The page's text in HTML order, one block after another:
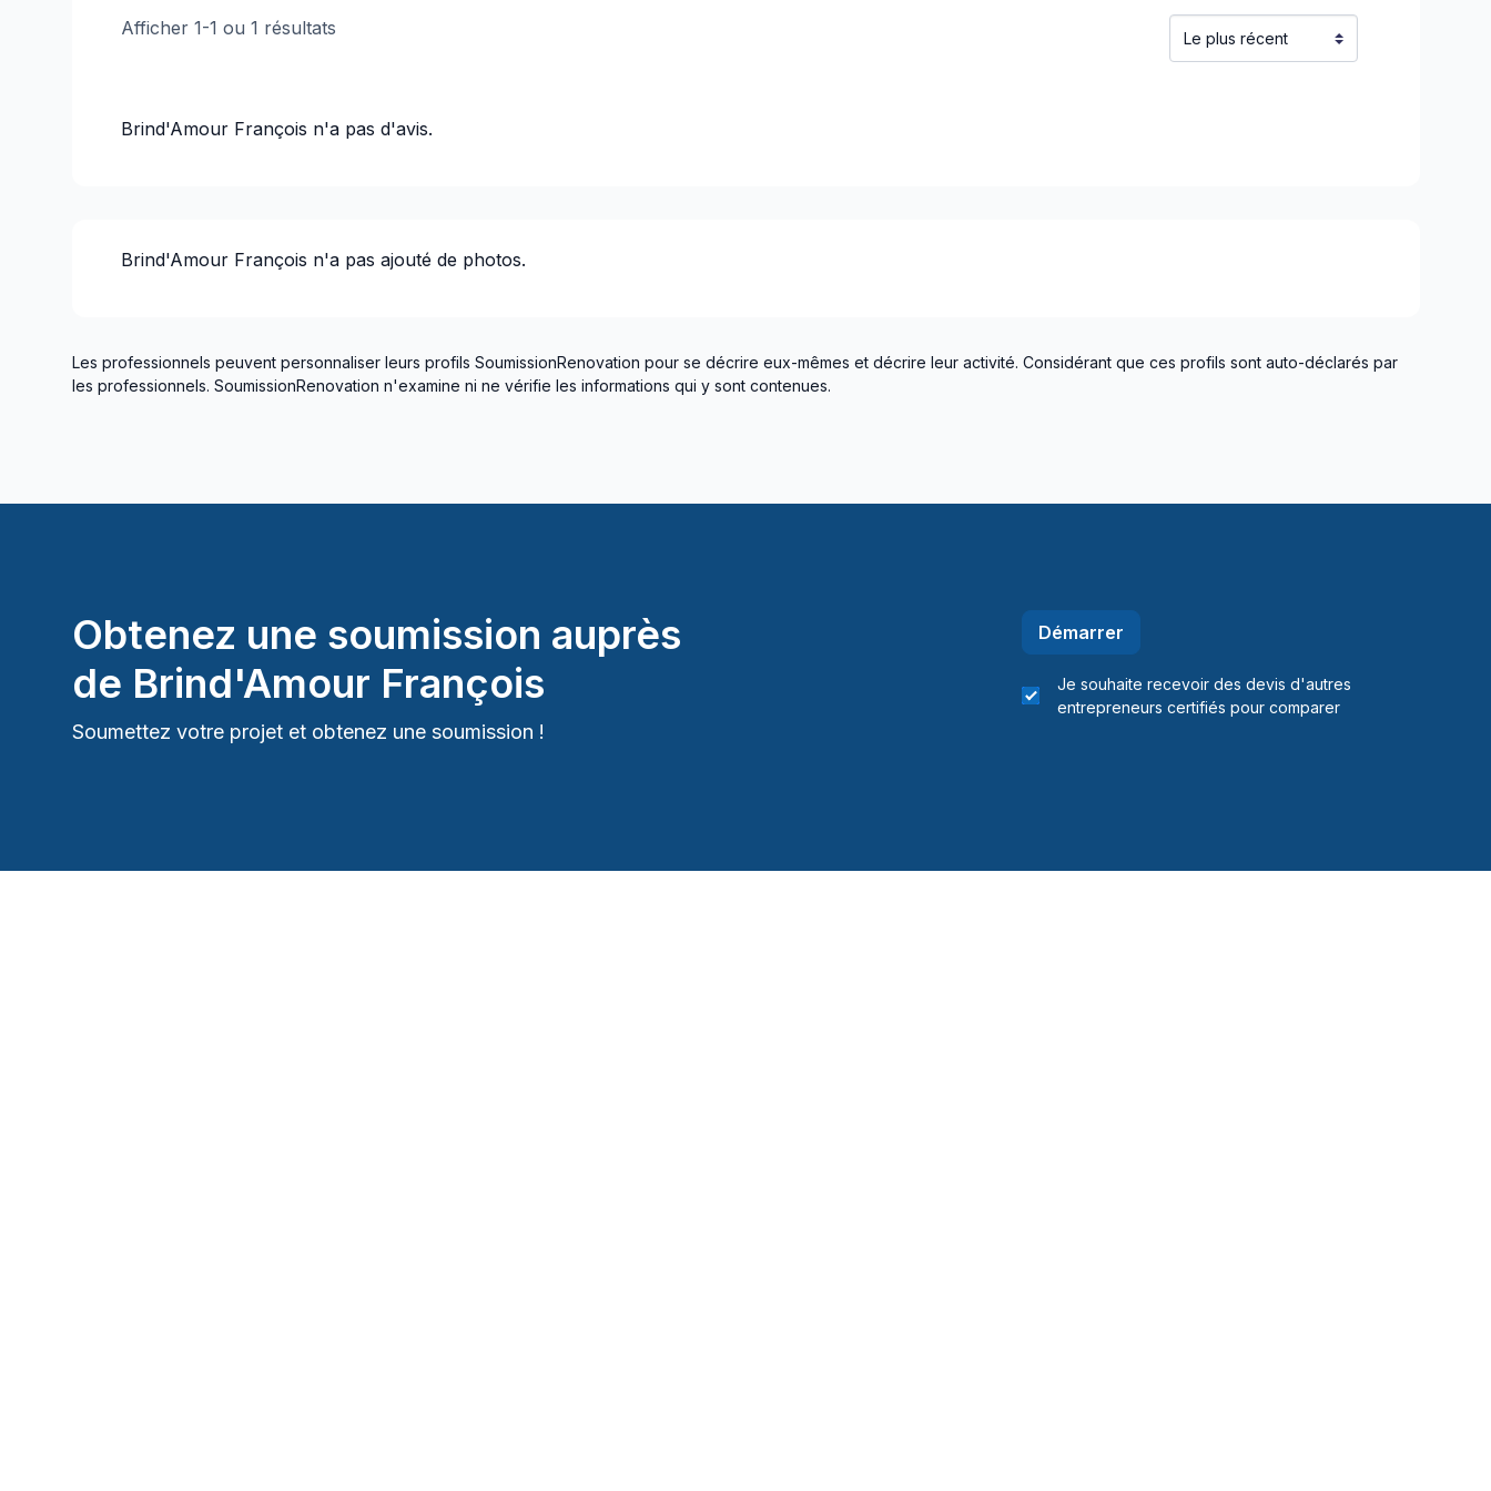
Montréal (Nord: Saint-Laurent à Montréal-Nord)
Afficher 1-1 ou 1 résultats
Brind'Amour François n'a pas d'avis.
Brind'Amour François n'a pas ajouté de photos.
Les professionnels peuvent personnaliser leurs profils SoumissionRenovation pour se décrire eux-mêmes et décrire leur activité. Considérant que ces profils sont auto-déclarés par
les professionnels. SoumissionRenovation n'examine ni ne vérifie les informations qui y sont contenues.
Obtenez une soumission auprès
de Brind'Amour François
Soumettez votre projet et obtenez une soumission !
Démarrer
Je souhaite recevoir des devis d'autres
entrepreneurs certifiés pour comparer